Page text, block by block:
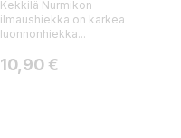
Kekkilä Nurmikon
ilmaushiekka on karkea
luonnonhiekka...
Hinta
10,90 €